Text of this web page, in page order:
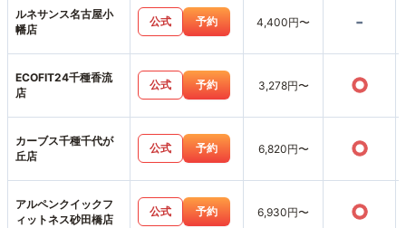
ルネサンス名古屋小
幡店
公式 予約 4,400円〜 -
ECOFIT24千種香流
店
公式 予約 3,278円〜 ○
カーブス千種千代が
丘店
公式 予約 6,820円〜 ○
アルペンクイックフ
ィットネス砂田橋店
公式 予約 6,930円〜 ○